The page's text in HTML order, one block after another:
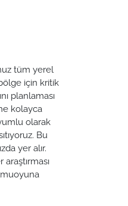
tüm yerel
için kritik
planlaması
kolayca
olarak
Bu
yer alır.